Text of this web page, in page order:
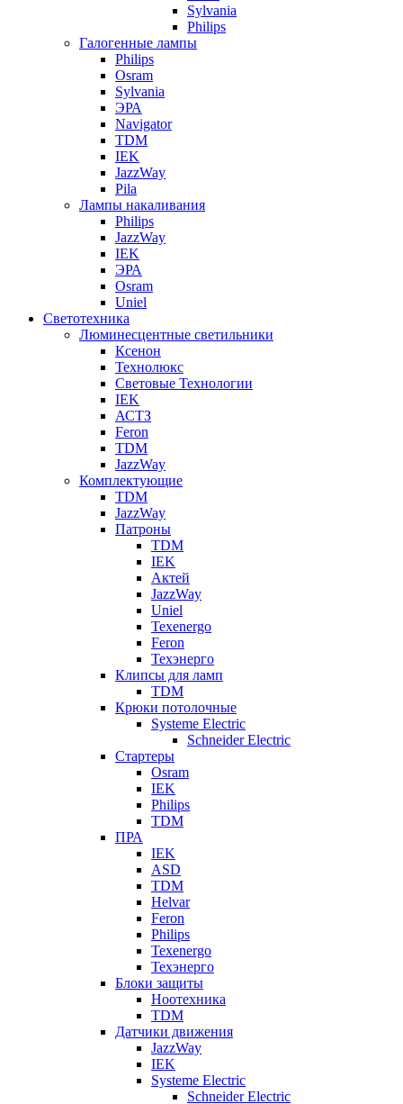
Sylvania
Philips
Галогенные лампы
Philips
Osram
Sylvania
ЭРА
Navigator
TDM
IEK
JazzWay
Pila
Лампы накаливания
Philips
JazzWay
IEK
ЭРА
Osram
Uniel
Светотехника
Люминесцентные светильники
Ксенон
Технолюкс
Световые Технологии
IEK
АСТЗ
Feron
TDM
JazzWay
Комплектующие
TDM
JazzWay
Патроны
TDM
IEK
Актей
JazzWay
Uniel
Texenergo
Feron
Техэнерго
Клипсы для ламп
TDM
Крюки потолочные
Systeme Electric
Schneider Electric
Стартеры
Osram
IEK
Philips
TDM
ПРА
IEK
ASD
TDM
Helvar
Feron
Philips
Texenergo
Техэнерго
Блоки защиты
Ноотехника
TDM
Датчики движения
JazzWay
IEK
Systeme Electric
Schneider Electric